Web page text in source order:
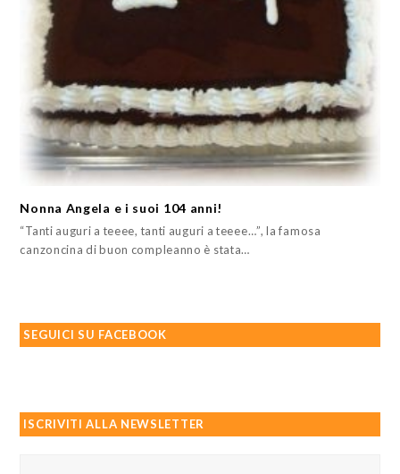
Nonna Angela e i suoi 104 anni!
“Tanti auguri a teeee, tanti auguri a teeee…”, la famosa
canzoncina di buon compleanno è stata…
SEGUICI SU FACEBOOK
ISCRIVITI ALLA NEWSLETTER